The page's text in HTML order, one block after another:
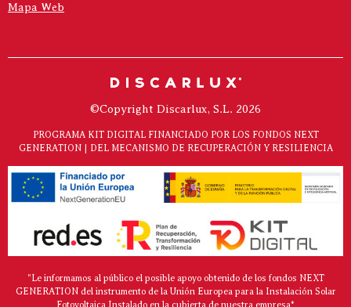
Mapa Web
©Copyright Discarlux, S.L. 2026
PROGRAMA KIT DIGITAL FINANCIADO POR LOS FONDOS NEXT
GENERATION | DEL MECANISMO DE RECUPERACIÓN Y RESILIENCIA
"Le informamos al público el posible apoyo obtenido de los fondos NEXT
GENERATION del instrumento de la Unión Europea para la Instalación Solar
Fotovoltaica Instalado en la cubierta de nuestra empresa*